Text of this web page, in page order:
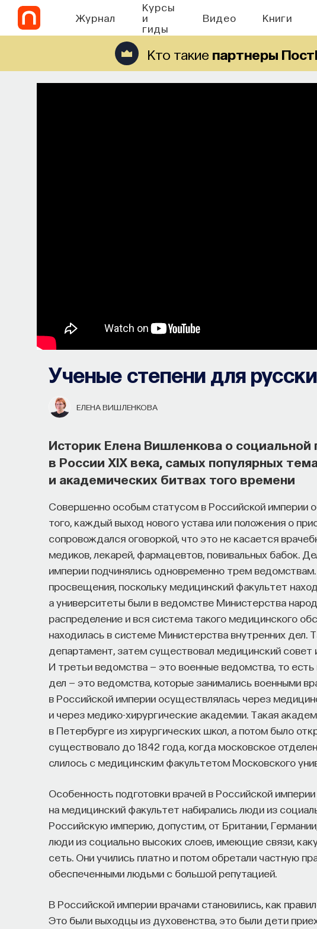
Журнал
Курсы
и
гиды
Видео Книги
Кто такие партнеры
Ученые степени для
ЕЛЕНА ВИШЛЕНКОВА
Историк Елена Вишленкова о
в России XIX века, самых популярных
и академических битвах того времени
Совершенно особым статусом в Российской империи
того, каждый выход нового устава или положения о
сопровождался оговоркой, что это не касается
медиков, лекарей, фармацевтов, повивальных бабок.
империи подчинялись одновременно трем
просвещения, поскольку медицинский факультет
а университеты были в ведомстве Министерства
распределение и вся система такого медицинского
находилась в системе Министерства внутренних
департамент, затем существовал медицинский совет
И третьи ведомства — это военные ведомства, то
дел — это ведомства, которые занимались военными
в Российской империи осуществлялась через
и через медико-хирургические академии. Такая
в Петербурге из хирургических школ, а потом было
существовало до 1842 года, когда московское
слилось с медицинским факультетом Московского
Особенность подготовки врачей в Российской империи
на медицинский факультет набирались люди из
Российскую империю, допустим, от Британии,
люди из социально высоких слоев, имеющие связи,
сеть. Они учились платно и потом обретали частную
обеспеченными людьми с большой репутацией.
В Российской империи врачами становились, как
Это были выходцы из духовенства, это были дети